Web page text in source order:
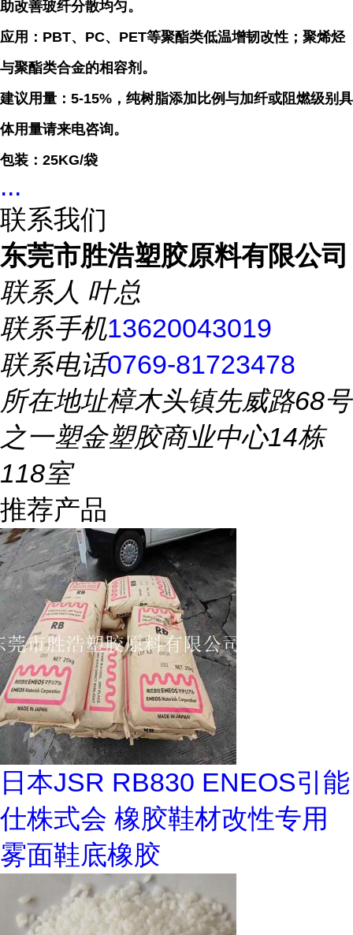
助改善玻纤分散均匀。
应用：PBT、PC、PET等聚酯类低温增韧改性；聚烯烃
与聚酯类合金的相容剂。
建议用量：5-15%，纯树脂添加比例与加纤或阻燃级别具
体用量请来电咨询。
包装：25KG/袋
...
联系我们
东莞市胜浩塑胶原料有限公司
联系人 叶总
联系手机13620043019
联系电话0769-81723478
所在地址樟木头镇先威路68号
之一塑金塑胶商业中心14栋
118室
推荐产品
日本JSR RB830 ENEOS引能
仕株式会 橡胶鞋材改性专用
雾面鞋底橡胶